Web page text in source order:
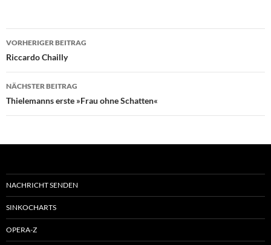
Beitragsnavigation
VORHERIGER BEITRAG
Riccardo Chailly
NÄCHSTER BEITRAG
Thielemanns erste »Frau ohne Schatten«
NACHRICHT SENDEN
SINKOCHARTS
OPERA-Z